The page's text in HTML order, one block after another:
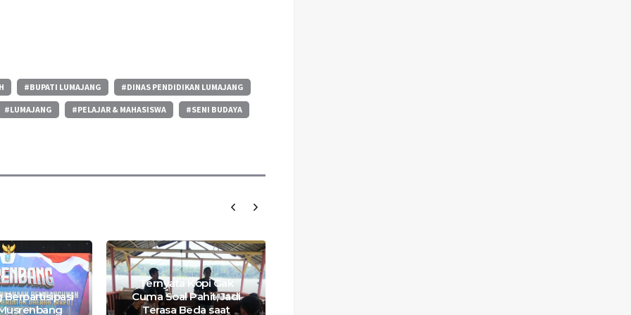
#BUPATI LUMAJANG #DINAS PENDIDIKAN LUMAJANG
#LUMAJANG #PELAJAR & MAHASISWA #SENI BUDAYA
Berpartisipasi
Ternyata Kopi Gak
Cuma Soal Pahit, Jadi
Terasa Beda saat